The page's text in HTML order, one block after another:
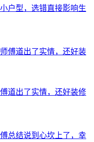
户型，选错直接影响生
道出了实情，还好装修